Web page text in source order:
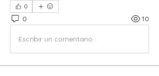
0
0 10
Escribir un comentario...